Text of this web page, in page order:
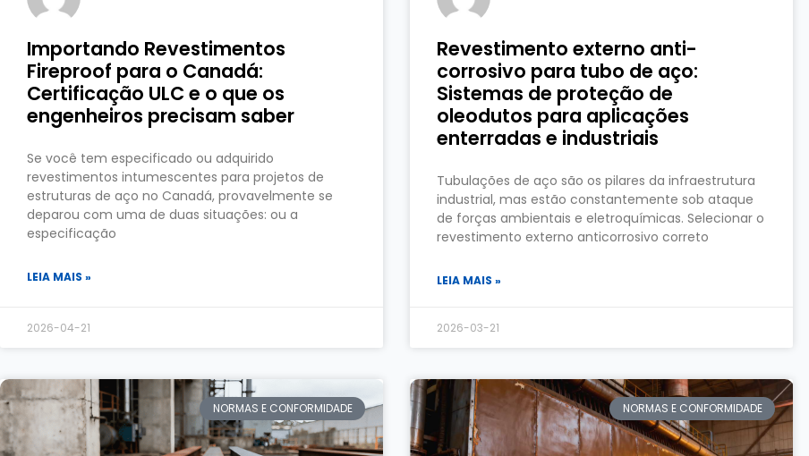
Importando Revestimentos
Fireproof para o Canadá:
Certificação ULC e o que os
engenheiros precisam saber
Se você tem especificado ou adquirido
revestimentos intumescentes para projetos de
estruturas de aço no Canadá, provavelmente se
deparou com uma de duas situações: ou a
especificação
LEIA MAIS »
2026-04-21
Revestimento externo anti-
corrosivo para tubo de aço:
Sistemas de proteção de
oleodutos para aplicações
enterradas e industriais
Tubulações de aço são os pilares da infraestrutura
industrial, mas estão constantemente sob ataque
de forças ambientais e eletroquímicas. Selecionar o
revestimento externo anticorrosivo correto
LEIA MAIS »
2026-03-21
NORMAS E CONFORMIDADE NORMAS E CONFORMIDADE